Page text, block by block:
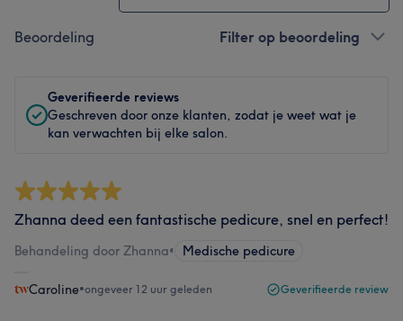
Beoordeling Filter op beoordeling
Geverifieerde reviews
Geschreven door onze klanten, zodat je weet wat je
kan verwachten bij elke salon.
Zhanna deed een fantastische pedicure, snel en perfect!
Behandeling door Zhanna• Medische pedicure
Caroline•ongeveer 12 uur geleden Geverifieerde review